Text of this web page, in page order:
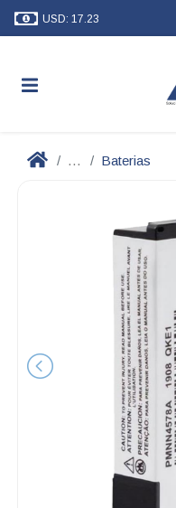
USD: 17.23
... Baterias